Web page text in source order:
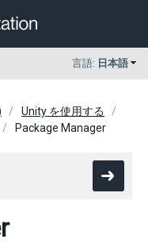
言語: 日本語
Unity を使用する
Package Manager